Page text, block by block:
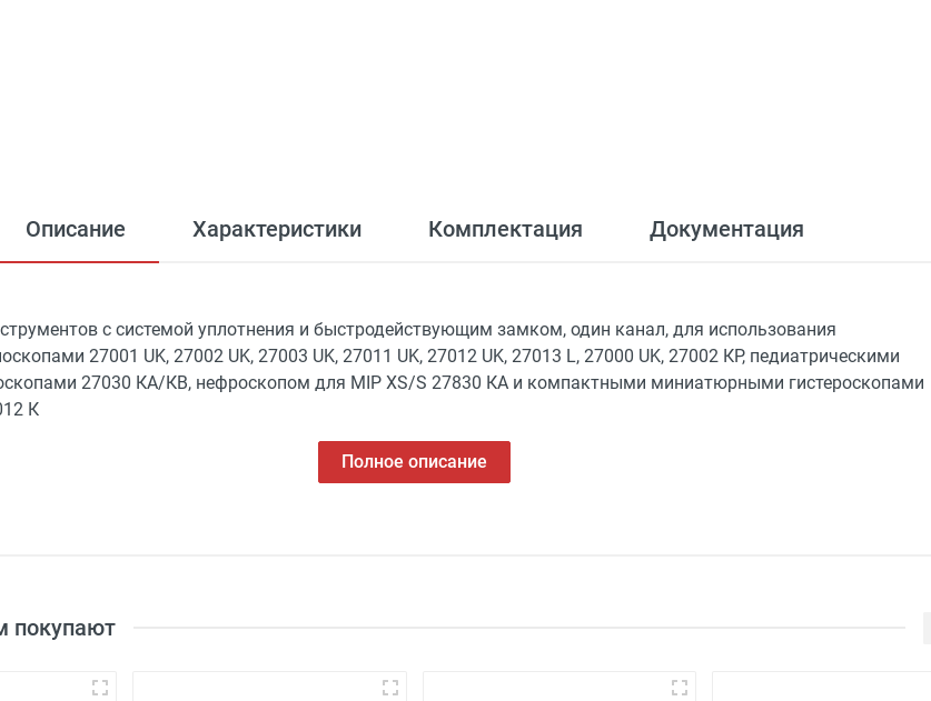
Описание Характеристики Комплектация Документация
с системой уплотнения и быстродействующим замком, один канал, для использования
27001 UK, 27002 UK, 27003 UK, 27011 UK, 27012 UK, 27013 L, 27000 UK, 27002 КР, педиатрическими
27030 КА/КВ, нефроскопом для MIP XS/S 27830 КА и компактными миниатюрными гистероскопами
К
Полное описание
покупают